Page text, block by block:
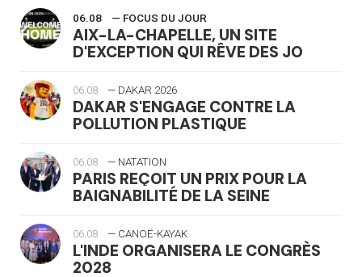
06.08 — FOCUS DU JOUR
AIX-LA-CHAPELLE, UN SITE
D'EXCEPTION QUI RÊVE DES JO
06.08 — DAKAR 2026
DAKAR S'ENGAGE CONTRE LA
POLLUTION PLASTIQUE
06.08 — NATATION
PARIS REÇOIT UN PRIX POUR LA
BAIGNABILITÉ DE LA SEINE
06.08 — CANOË-KAYAK
L'INDE ORGANISERA LE CONGRÈS
2028